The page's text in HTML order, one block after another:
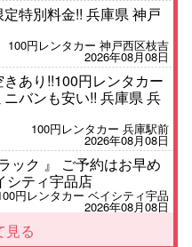
定特別料金!! 兵庫県 神戸
100円レンタカー 神戸西区枝吉
2026年08月08日
あり!!100円レンタカー
バンも安い!! 兵庫県 兵
100円レンタカー 兵庫駅前
2026年08月08日
ック 』 ご予約はお早め
シティ宇品店
円レンタカー ベイシティ宇品
2026年08月08日
★ 三重県 四日市インタ
見る